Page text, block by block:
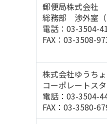
郵便局株式会社
総務部 渉外室（
電話：03-3504-
FAX：03-3508-
株式会社ゆうち
コーポレートス
電話：03-3504-
FAX：03-3580-